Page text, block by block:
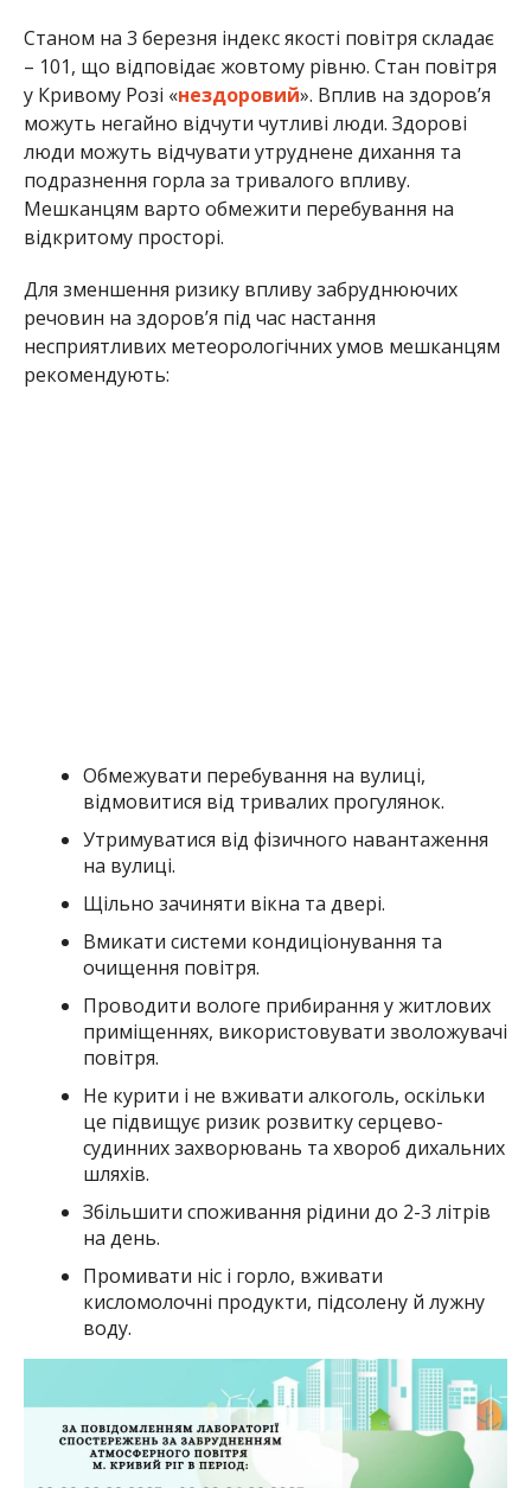
Станом на 3 березня індекс якості повітря складає
– 101, що відповідає жовтому рівню. Стан повітря
у Кривому Розі «нездоровий». Вплив на здоров’я
можуть негайно відчути чутливі люди. Здорові
люди можуть відчувати утруднене дихання та
подразнення горла за тривалого впливу.
Мешканцям варто обмежити перебування на
відкритому просторі.
Для зменшення ризику впливу забруднюючих
речовин на здоров’я під час настання
несприятливих метеорологічних умов мешканцям
рекомендують:
Обмежувати перебування на вулиці,
відмовитися від тривалих прогулянок.
Утримуватися від фізичного навантаження
на вулиці.
Щільно зачиняти вікна та двері.
Вмикати системи кондиціонування та
очищення повітря.
Проводити вологе прибирання у житлових
приміщеннях, використовувати зволожувачі
повітря.
Не курити і не вживати алкоголь, оскільки
це підвищує ризик розвитку серцево-
судинних захворювань та хвороб дихальних
шляхів.
Збільшити споживання рідини до 2-3 літрів
на день.
Промивати ніс і горло, вживати
кисломолочні продукти, підсолену й лужну
воду.